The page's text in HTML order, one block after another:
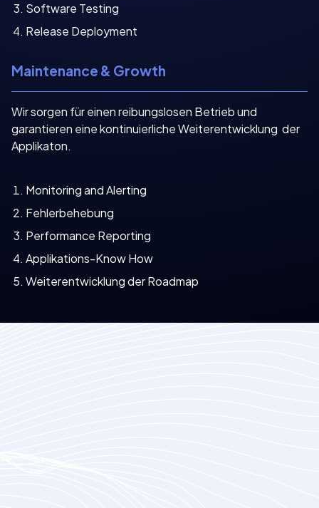
Software Testing
Release Deployment
Maintenance & Growth
Wir sorgen für einen reibungslosen Betrieb und
garantieren eine kontinuierliche Weiterentwicklung der
Applikaton.
Monitoring and Alerting
Fehlerbehebung
Performance Reporting
Applikations-Know How
Weiterentwicklung der Roadmap